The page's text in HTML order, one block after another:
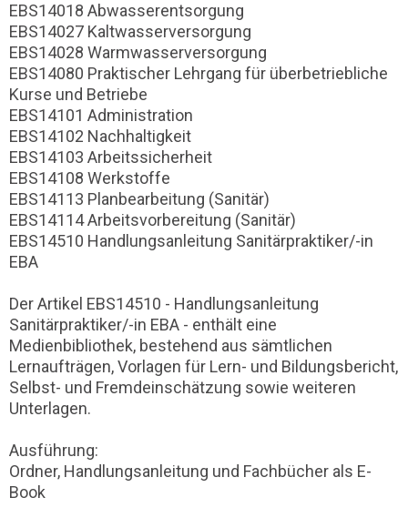
EBS14018 Abwasserentsorgung
EBS14027 Kaltwasserversorgung
EBS14028 Warmwasserversorgung
EBS14080 Praktischer Lehrgang für überbetriebliche
Kurse und Betriebe
EBS14101 Administration
EBS14102 Nachhaltigkeit
EBS14103 Arbeitssicherheit
EBS14108 Werkstoffe
EBS14113 Planbearbeitung (Sanitär)
EBS14114 Arbeitsvorbereitung (Sanitär)
EBS14510 Handlungsanleitung Sanitärpraktiker/-in
EBA
Der Artikel EBS14510 - Handlungsanleitung
Sanitärpraktiker/-in EBA - enthält eine
Medienbibliothek, bestehend aus sämtlichen
Lernaufträgen, Vorlagen für Lern- und Bildungsbericht,
Selbst- und Fremdeinschätzung sowie weiteren
Unterlagen.
Ausführung:
Ordner, Handlungsanleitung und Fachbücher als E-
Book